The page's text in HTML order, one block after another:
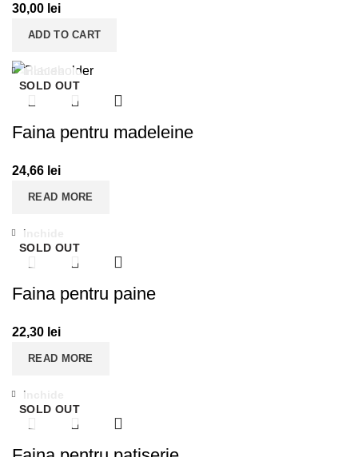
30,00 lei
ADD TO CART
SOLD OUT
Inchide
Faina pentru madeleine
24,66 lei
READ MORE
SOLD OUT
Inchide
Faina pentru paine
22,30 lei
READ MORE
SOLD OUT
Inchide